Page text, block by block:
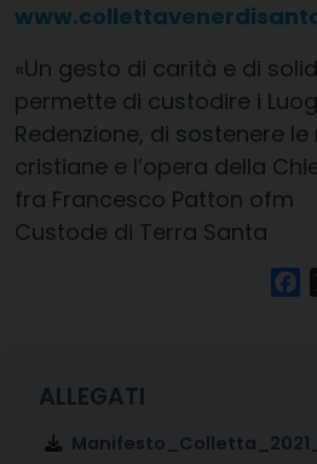
«Un gesto di carità e di
permette di custodire i
Redenzione, di sostenere
cristiane e l’opera della
fra Francesco Patton ofm
Custode di Terra Santa